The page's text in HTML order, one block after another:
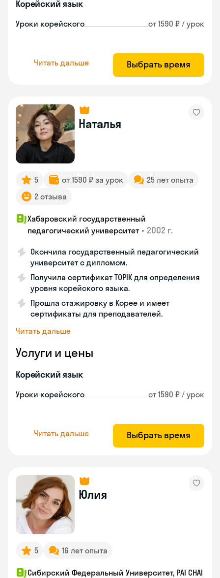
Корейский язык
Уроки корейского от 1590 ₽ / урок
Читать дальше Выбрать время
Наталья
5 от 1590 ₽ за урок
25 лет опыта
2 отзыва
Хабаровский государственный
педагогический университет • 2002 г.
Окончила государственный педагогический
университет с дипломом.
Получила сертификат TOPIK для определения
уровня корейского языка.
Прошла стажировку в Корее и имеет
сертификаты для преподавателей.
Читать дальше
Услуги и цены
Корейский язык
Уроки корейского от 1590 ₽ / урок
Читать дальше Выбрать время
Юлия
5 16 лет опыта
Сибирский Федеральный Университет, PAI CHAI